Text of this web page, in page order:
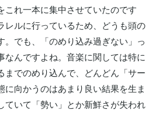
これ一本に集中させていたのです
レルに行っているため、どうも頭の
。でも、「のめり込み過ぎない」っ
なんですよね。音楽に関しては特に
までのめり込んで、どんどん「サー
に向かうのはあまり良い結果を生ま
ていて「勢い」とか新鮮さが失われ